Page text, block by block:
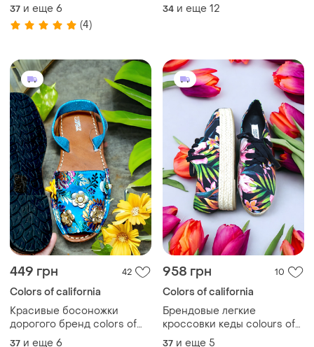
цветы
37 и еще 6
(4)
цветы
34 и еще 12
449 грн 42
Colors of california
Красивые босоножки
дорогого бренд colors of
california вышивка цветы
37 и еще 6
958 грн 10
Colors of california
Брендовые легкие
кроссовки кеды colours of
california цветы
37 и еще 5